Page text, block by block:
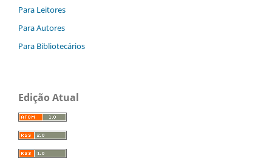
Para Leitores
Para Autores
Para Bibliotecários
Edição Atual